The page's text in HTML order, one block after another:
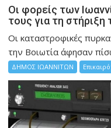
Οι φορείς των
τους για τη
Οι καταστροφικές
την Bοιωτία άφησαν
ΔΗΜΟΣ ΙΩΑΝΝΙΤΩΝ